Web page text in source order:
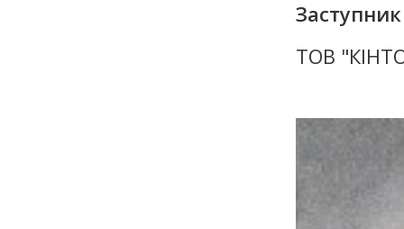
ТОВ